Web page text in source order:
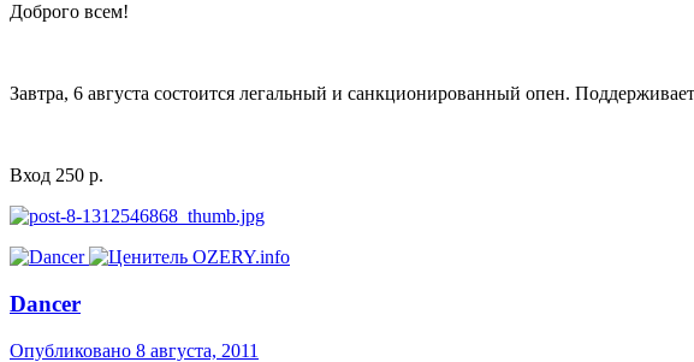
Доброго всем!
Завтра, 6 августа состоится легальный и санкционированный опен.
Вход 250 р.
Dancer
Опубликовано 8 августа, 2011